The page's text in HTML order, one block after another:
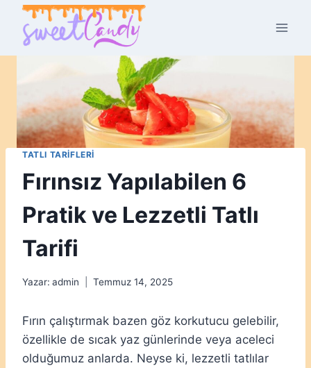
Skip
content
TATLI TARIFLERI
Fırınsız Yapılabilen 6
Pratik ve Lezzetli Tatlı
Tarifi
Yazar: admin Temmuz 14, 2025
Fırın çalıştırmak bazen göz korkutucu gelebilir,
özellikle de sıcak yaz günlerinde veya aceleci
olduğumuz anlarda. Neyse ki, lezzetli tatlılar